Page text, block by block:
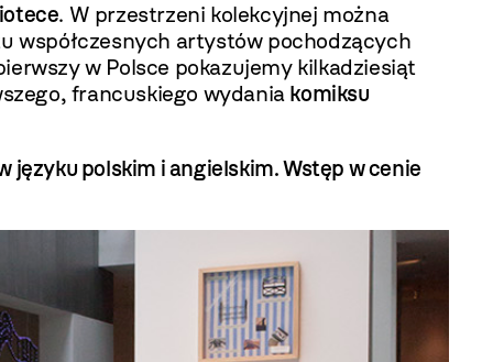
. W przestrzeni kolekcyjnej można
współczesnych artystów pochodzących
w Polsce pokazujemy kilkadziesiąt
francuskiego wydania komiksu
języku polskim i angielskim. Wstęp w cenie